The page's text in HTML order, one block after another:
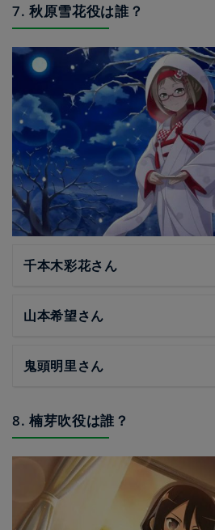
7. 秋原雪花役は誰？
千本木彩花さん
山本希望さん
鬼頭明里さん
8. 楠芽吹役は誰？